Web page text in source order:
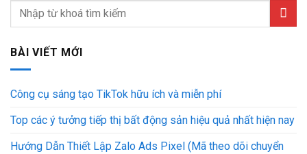
BÀI VIẾT MỚI
Công cụ sáng tạo TikTok hữu ích và miễn phí
Top các ý tưởng tiếp thị bất động sản hiệu quả nhất hiện nay
Hướng Dẫn Thiết Lập Zalo Ads Pixel (Mã theo dõi chuyển